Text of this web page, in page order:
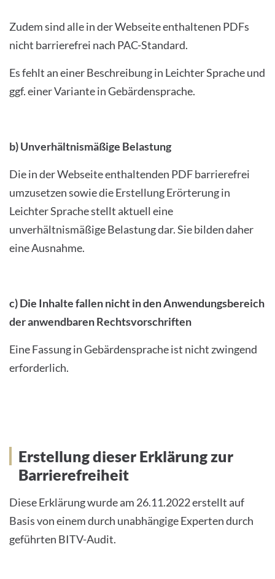
Zudem sind alle in der Webseite enthaltenen PDFs
nicht barrierefrei nach PAC-Standard.
Es fehlt an einer Beschreibung in Leichter Sprache und
ggf. einer Variante in Gebärdensprache.
b) Unverhältnismäßige Belastung
Die in der Webseite enthaltenden PDF barrierefrei
umzusetzen sowie die Erstellung Erörterung in
Leichter Sprache stellt aktuell eine
unverhältnismäßige Belastung dar. Sie bilden daher
eine Ausnahme.
c) Die Inhalte fallen nicht in den Anwendungsbereich
der anwendbaren Rechtsvorschriften
Eine Fassung in Gebärdensprache ist nicht zwingend
erforderlich.
Erstellung dieser Erklärung zur
Barrierefreiheit
Erstellung dieser Erklärung zur
Barrierefreiheit
Diese Erklärung wurde am 26.11.2022 erstellt auf
Basis von einem durch unabhängige Experten durch
geführten BITV-Audit.